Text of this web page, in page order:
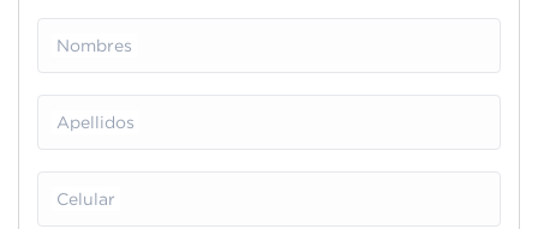
Nombres
Apellidos
Celular